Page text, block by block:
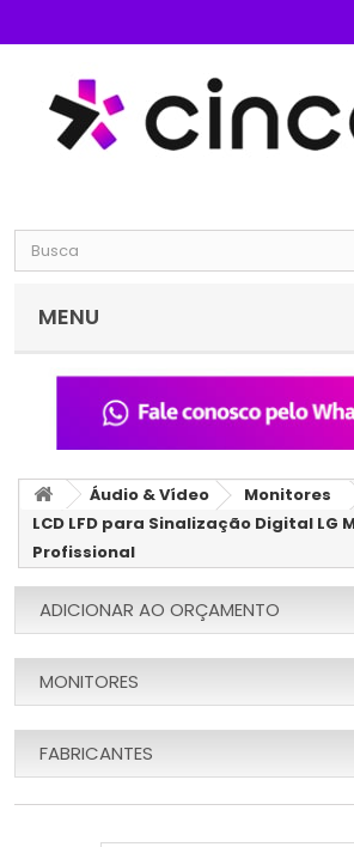
MENU
Áudio & Vídeo Monitores
LCD LFD para Sinalização Digital LG
Profissional
ADICIONAR AO ORÇAMENTO
MONITORES
FABRICANTES